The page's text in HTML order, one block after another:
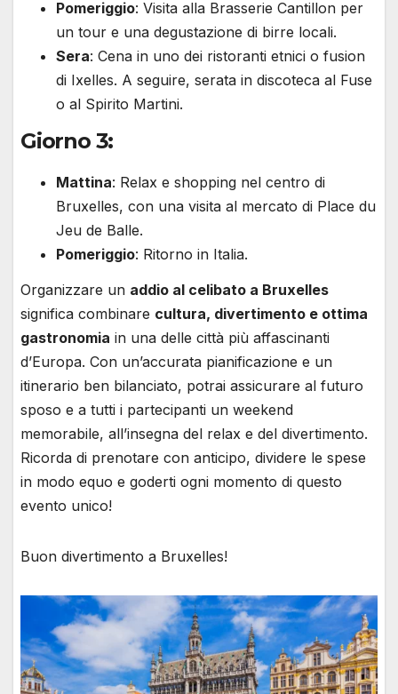
Pomeriggio: Visita alla Brasserie Cantillon per
un tour e una degustazione di birre locali.
Sera: Cena in uno dei ristoranti etnici o fusion
di Ixelles. A seguire, serata in discoteca al Fuse
o al Spirito Martini.
Giorno 3:
Mattina: Relax e shopping nel centro di
Bruxelles, con una visita al mercato di Place du
Jeu de Balle.
Pomeriggio: Ritorno in Italia.
Organizzare un addio al celibato a Bruxelles
significa combinare cultura, divertimento e ottima
gastronomia in una delle città più affascinanti
d’Europa. Con un’accurata pianificazione e un
itinerario ben bilanciato, potrai assicurare al futuro
sposo e a tutti i partecipanti un weekend
memorabile, all’insegna del relax e del divertimento.
Ricorda di prenotare con anticipo, dividere le spese
in modo equo e goderti ogni momento di questo
evento unico!
Buon divertimento a Bruxelles!